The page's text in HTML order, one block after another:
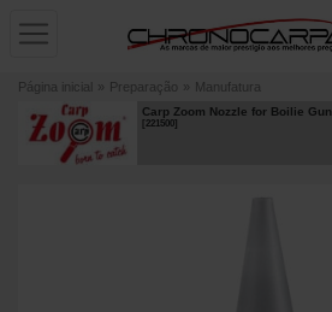
Página inicial » Preparação » Manufatura
Carp Zoom Nozzle for Boilie Gun
[221500]